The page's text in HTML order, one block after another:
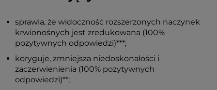
sprawia, że widoczność rozszerzonych naczynek
krwionośnych jest zredukowana (100%
pozytywnych odpowiedzi)***;
koryguje, zmniejsza niedoskonałości i
zaczerwienienia (100% pozytywnych
odpowiedzi)**;